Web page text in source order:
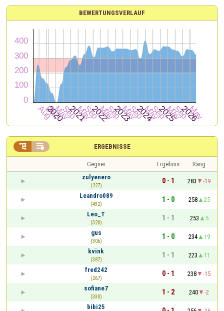
BEWERTUNGSVERLAUF
ERGEBNISSE
 
Gegner Ergebnis
Rang
zulyenero
(227)
0 - 1 283
-19
Leandro089
(492)
1 - 0 258
25
Leo_T
(320)
1 - 1 253
5
gus
(306)
1 - 0 234
19
kvink
(387)
1 - 1 223
11
fred242
(267)
0 - 1 238
-15
sofiane7
(330)
1 - 2 240
-2
bibi25